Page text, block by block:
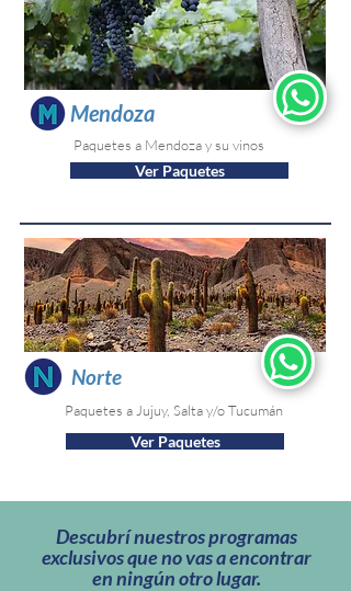
Mendoza
Paquetes a Mendoza y su vinos
Ver Paquetes
Norte
Paquetes a Jujuy, Salta y/o Tucumán
Ver Paquetes
Descubrí nuestros programas
exclusivos que no vas a encontrar
en ningún otro lugar.